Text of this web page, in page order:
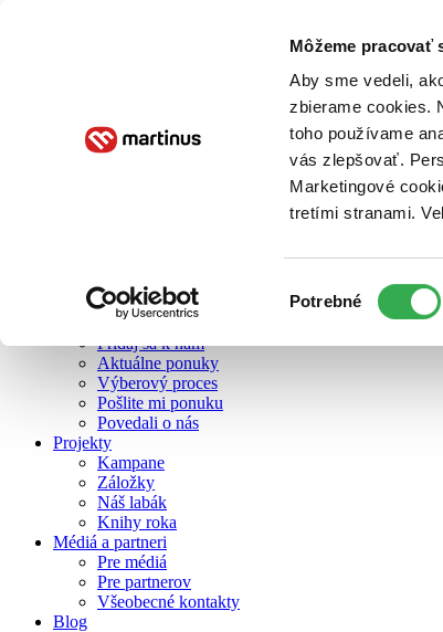
Môžeme pracovať
Aby sme vedeli,
zbierame cookies.
toho používame
vás zlepšovať.
Marketingové
tretími stranami.
súhlasu
Potrebné
O nás
Zelený Martinus
Nerobíme rozdiely
Pridaj sa k nám
Aktuálne ponuky
Výberový proces
Pošlite mi ponuku
Povedali o nás
Projekty
Kampane
Záložky
Náš labák
Knihy roka
Médiá a partneri
Pre médiá
Pre partnerov
Všeobecné kontakty
Blog